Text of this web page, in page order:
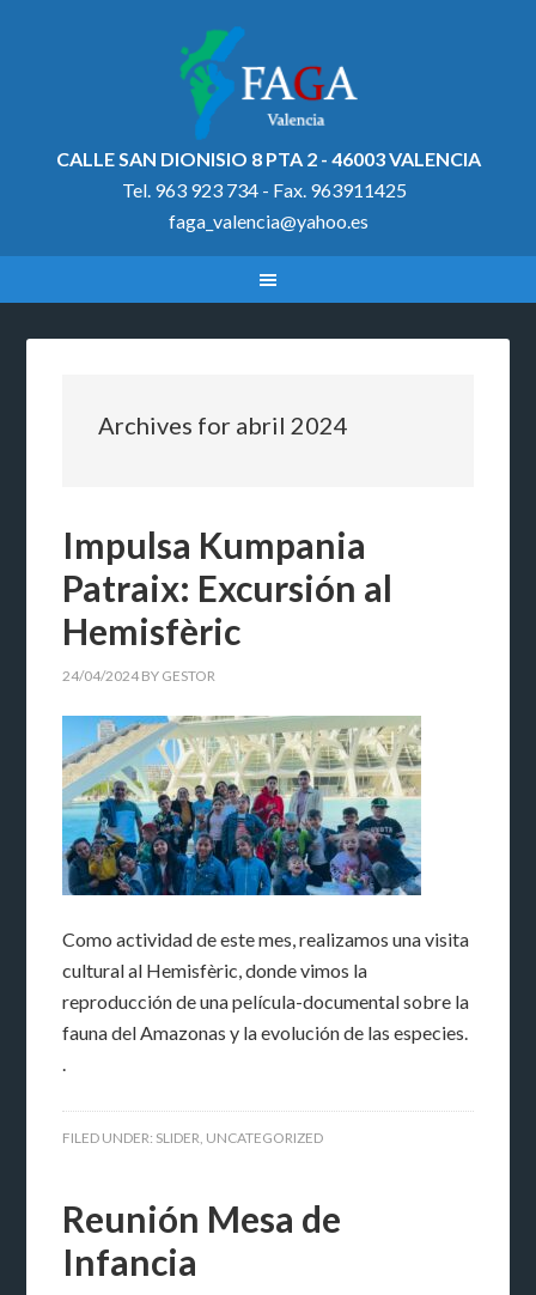
CALLE SAN DIONISIO 8 PTA 2 - 46003 VALENCIA
Tel. 963 923 734 - Fax. 963911425
faga_valencia@yahoo.es
Archives for abril 2024
Impulsa Kumpania
Patraix: Excursión al
Hemisfèric
24/04/2024 BY GESTOR
Como actividad de este mes, realizamos una visita
cultural al Hemisfèric, donde vimos la
reproducción de una película-documental sobre la
fauna del Amazonas y la evolución de las especies.
.
FILED UNDER: SLIDER, UNCATEGORIZED
Reunión Mesa de
Infancia